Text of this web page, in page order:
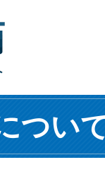
つい